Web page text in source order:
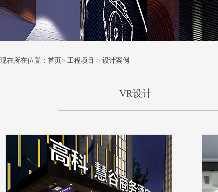
现在所在位置：首页> 工程项目 > 设计案例
VR设计